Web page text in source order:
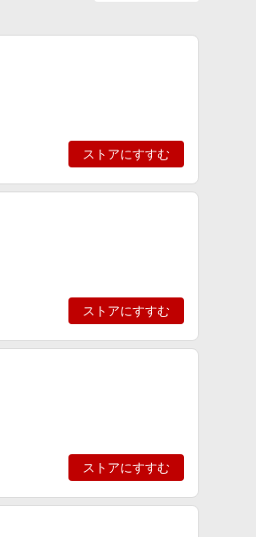
ストアにすすむ
ストアにすすむ
ストアにすすむ